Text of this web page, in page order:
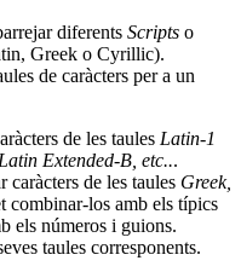
diferents Scripts o
Greek o Cyrillic).
de caràcters per a un
de les taules Latin-1
Extended-B, etc...
de les taules Greek,
combinar-los amb els típics
els números i guions.
taules corresponents.